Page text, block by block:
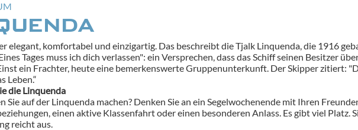
elegant, komfortabel und einzigartig. Das beschreibt die Tjalk Linquenda, die 1916
Tages muss ich dich verlassen": ein Versprechen, dass das Schiff seinen Besitzer
ein Frachter, heute eine bemerkenswerte Gruppenunterkunft. Der Skipper zitiert:
Leben.“
die Linquenda
Sie auf der Linquenda machen? Denken Sie an ein Segelwochenende mit Ihren
einen aktive Klassenfahrt oder einen besonderen Anlass. Es gibt viel Platz.
reicht aus.